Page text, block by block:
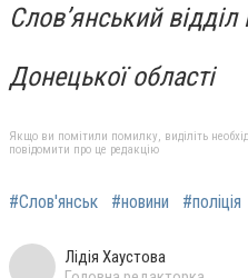
Слов’янський відділ
Донецької області
Якщо ви помітили помилку, виділіть
повідомити про це редакцію
#Слов'янськ #новини #поліція
Лідія Хаустова